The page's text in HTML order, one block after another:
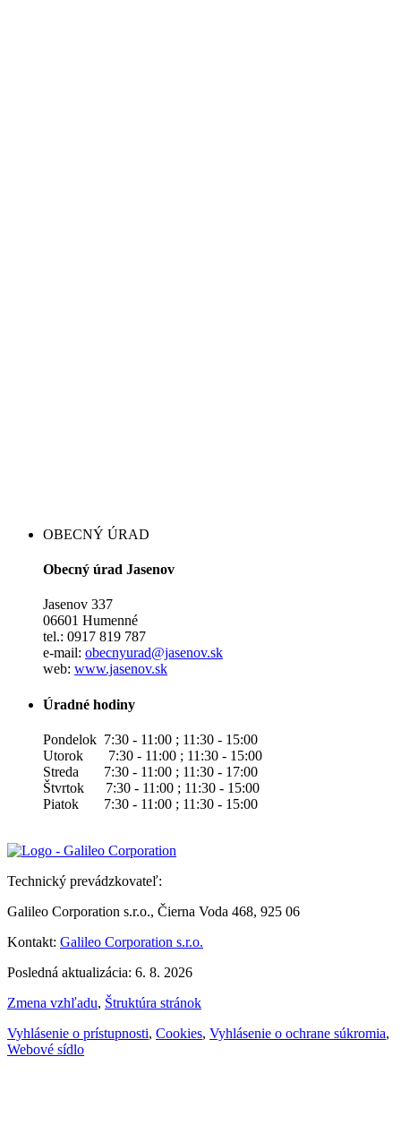
OBECNÝ ÚRAD
Obecný úrad Jasenov
Jasenov 337
06601 Humenné
tel.: 0917 819 787
e-mail: obecnyurad@jasenov.sk
web: www.jasenov.sk
Úradné hodiny
Pondelok 7:30 - 11:00 ; 11:30 - 15:00
Utorok 7:30 - 11:00 ; 11:30 - 15:00
Streda 7:30 - 11:00 ; 11:30 - 17:00
Štvrtok 7:30 - 11:00 ; 11:30 - 15:00
Piatok 7:30 - 11:00 ; 11:30 - 15:00
Technický prevádzkovateľ:
Galileo Corporation s.r.o., Čierna Voda 468, 925 06
Kontakt: Galileo Corporation s.r.o.
Posledná aktualizácia: 6. 8. 2026
Zmena vzhľadu, Štruktúra stránok
Vyhlásenie o prístupnosti, Cookies, Vyhlásenie o ochrane súkromia,
Webové sídlo